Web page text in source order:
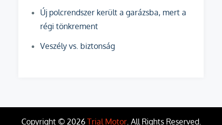
Új polcrendszer került a garázsba, mert a
régi tönkrement
Veszély vs. biztonság
Copyright © 2026 Trial Motor. All Rights Reserved.